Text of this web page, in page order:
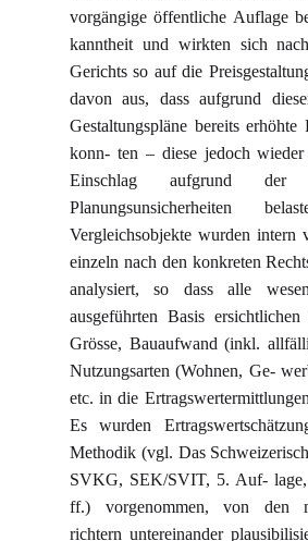
vorgängige öffentliche Auflage
kanntheit und wirkten sich
Gerichts so auf die
davon aus, dass aufgrund
Gestaltungspläne bereits erhöhte
konn- ten – diese jedoch
Einschlag aufgrund der
Planungsunsicherheiten
Vergleichsobjekte wurden intern
einzeln nach den konkreten
analysiert, so dass alle
ausgeführten Basis
Grösse, Bauaufwand (inkl.
Nutzungsarten (Wohnen, Ge-
etc. in die
Es wurden
Methodik (vgl. Das
SVKG, SEK/SVIT, 5. Auf-
ff.) vorgenommen, von den
richtern untereinander